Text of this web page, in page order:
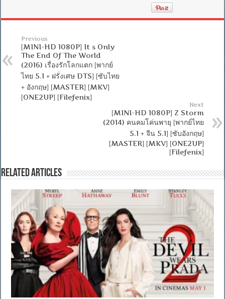
Previous
[MINI-HD 1080P] It s Only
The End Of The World
(2016) เรื่องรักโลกแตก [พากย์
ไทย 5.1 + ฝรั่งเศษ DTS] [ซับไทย
+ อังกฤษ] [MASTER] [MKV]
[ONE2UP] [Filefenix]
Next
[MINI-HD 1080P] Z Storm
(2014) คนคมโค่นพายุ [พากย์ไทย
5.1 + จีน 5.1] [ซับอังกฤษ]
[MASTER] [MKV] [ONE2UP]
[Filefenix]
Related Articles